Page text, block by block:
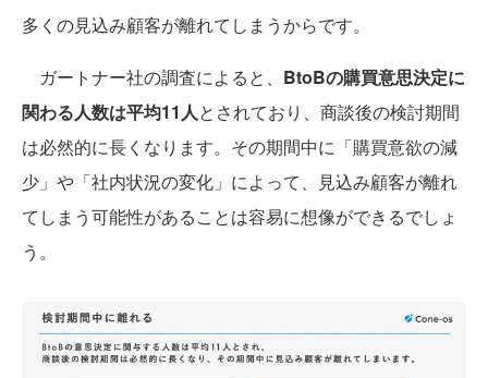
多くの見込み顧客が離れてしまうからです。
ガートナー社の調査によると、 BtoBの購買意思決定に
関わる人数は平均11人とされており、商談後の検討期間
は必然的に長くなります。その期間中に「購買意欲の減
少」や「社内状況の変化」によって、見込み顧客が離れ
てしまう可能性があることは容易に想像ができるでしょ
う。